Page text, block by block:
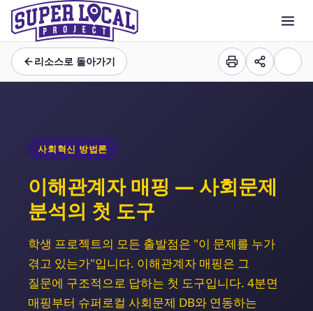
리소스로 돌아가기
사회혁신 방법론
이해관계자 매핑 — 사회문제
분석의 첫 도구
학생 프로젝트의 모든 출발점은 "이 문제를 누가
겪고 있는가"입니다. 이해관계자 매핑은 그
질문에 구조적으로 답하는 첫 도구입니다. 4분면
매핑부터 슈퍼로컬 사회문제 DB와 연동하는